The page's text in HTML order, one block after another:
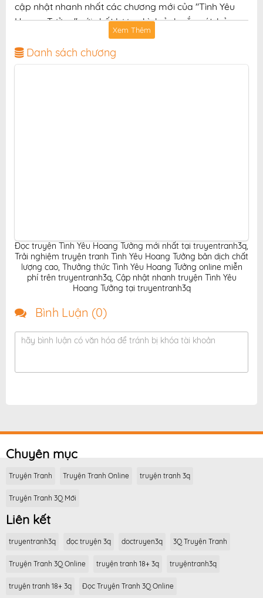
cập nhật nhanh nhất các chương mới của "Tình Yêu
Hoang Tưởng" với chất lượng hình ảnh sắc nét, bản
dịch chuẩn và giao diện thân thiện, mang đến trải
nghiệm đọc truyện hấp dẫn, tiện lợi, hoàn toàn miễn
phí cho độc giả yêu thích truyện tranh online.
Xem Thêm
Danh sách chương
Đọc truyện Tình Yêu Hoang Tưởng mới nhất tại truyentranh3q,
Trải nghiệm truyện tranh Tình Yêu Hoang Tưởng bản dịch chất
lượng cao, Thưởng thức Tình Yêu Hoang Tưởng online miễn
phí trên truyentranh3q, Cập nhật nhanh truyện Tình Yêu
Hoang Tưởng tại truyentranh3q
Bình Luận (0)
hãy bình luận có văn hóa để tránh bị khóa tài khoản
Chuyên mục
Truyện Tranh Truyện Tranh Online truyện tranh 3q
Truyện Tranh 3Q Mới
Liên kết
truyentranh3q đọc truyện 3q doctruyen3q 3Q Truyện Tranh
Truyện Tranh 3Q Online truyện tranh 18+ 3q truyệntranh3q
truyện tranh 18+ 3q Đọc Truyện Tranh 3Q Online